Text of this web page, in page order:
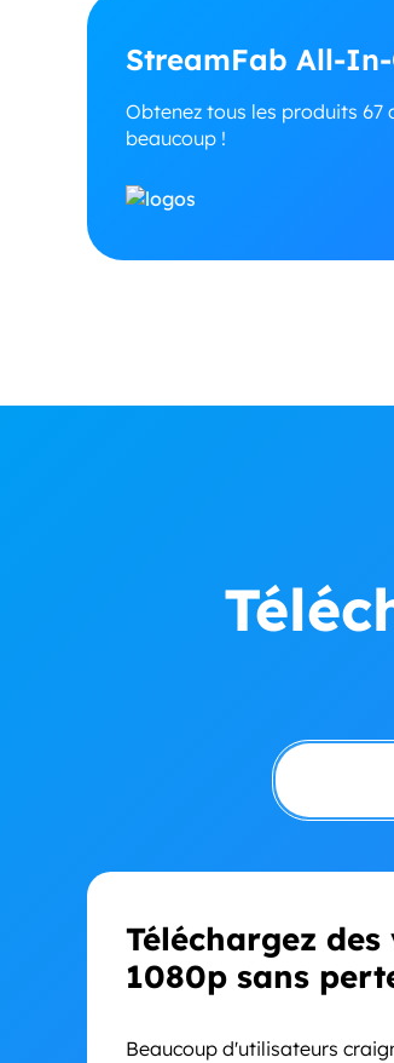
StreamFab All-
Obtenez tous les produits 67
beaucoup !
Téléchargez
1080p sans
Beaucoup d'utilisateurs